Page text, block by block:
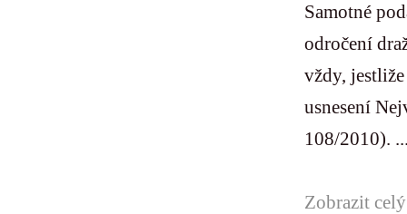
Samotné
odročení
vždy,
usnesení
108/2010).
Zobrazit